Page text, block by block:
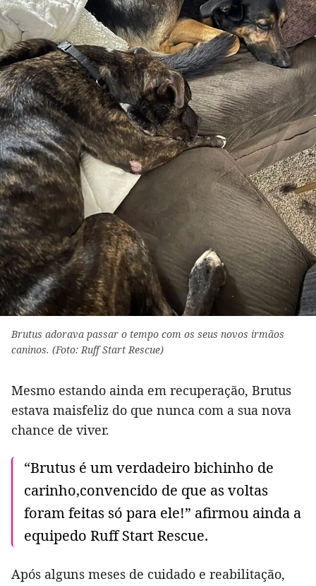
Brutus adorava passar o tempo com os seus novos irmãos
caninos. (Foto: Ruff Start Rescue)
Mesmo estando ainda em recuperação, Brutus
estava maisfeliz do que nunca com a sua nova
chance de viver.
“Brutus é um verdadeiro bichinho de
carinho,convencido de que as voltas
foram feitas só para ele!” afirmou ainda a
equipedo Ruff Start Rescue.
Após alguns meses de cuidado e reabilitação,